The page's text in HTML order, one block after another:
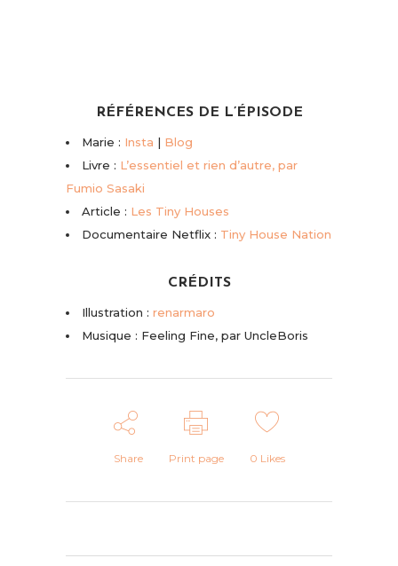
RÉFÉRENCES DE L’ÉPISODE
Marie : Insta | Blog
Livre : L’essentiel et rien d’autre, par
Fumio Sasaki
Article : Les Tiny Houses
Documentaire Netflix : Tiny House Nation
CRÉDITS
Illustration : renarmaro
Musique : Feeling Fine, par UncleBoris
Share Print page 0 Likes